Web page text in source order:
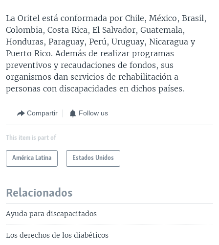
La Oritel está conformada por Chile, México, Brasil,
Colombia, Costa Rica, El Salvador, Guatemala,
Honduras, Paraguay, Perú, Uruguay, Nicaragua y
Puerto Rico. Además de realizar programas
preventivos y recaudaciones de fondos, sus
organismos dan servicios de rehabilitación a
personas con discapacidades en dichos países.
Compartir Follow us
This item is part of
América Latina Estados Unidos
Relacionados
Ayuda para discapacitados
Los derechos de los diabéticos